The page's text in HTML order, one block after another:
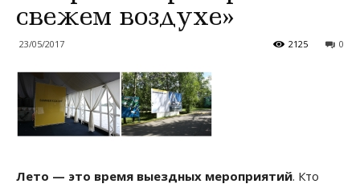
свежем воздухе»
23/05/2017 0
2125
Лето — это время выездных мероприятий. Кто